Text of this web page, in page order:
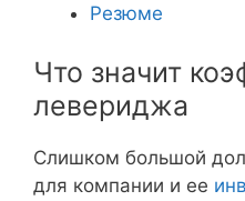
Резюме
Что значит
левериджа
Слишком большой
для компании и ее